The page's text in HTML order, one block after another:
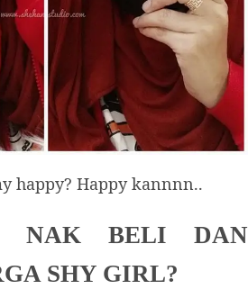
happy? Happy kannnn..
NAK BELI DAN
SHY GIRL?